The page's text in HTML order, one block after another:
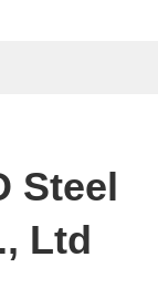
Steel
Ltd